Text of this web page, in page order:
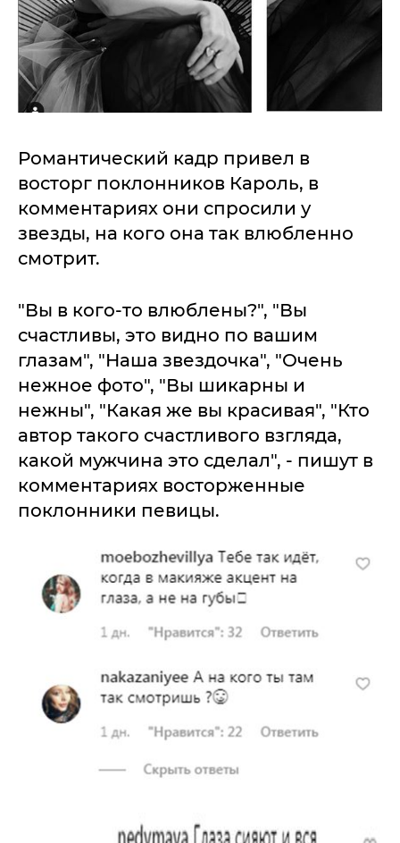
Романтический кадр привел в
восторг поклонников Кароль, в
комментариях они спросили у
звезды, на кого она так влюбленно
смотрит.
"Вы в кого-то влюблены?", "Вы
счастливы, это видно по вашим
глазам", "Наша звездочка", "Очень
нежное фото", "Вы шикарны и
нежны", "Какая же вы красивая", "Кто
автор такого счастливого взгляда,
какой мужчина это сделал", - пишут в
комментариях восторженные
поклонники певицы.